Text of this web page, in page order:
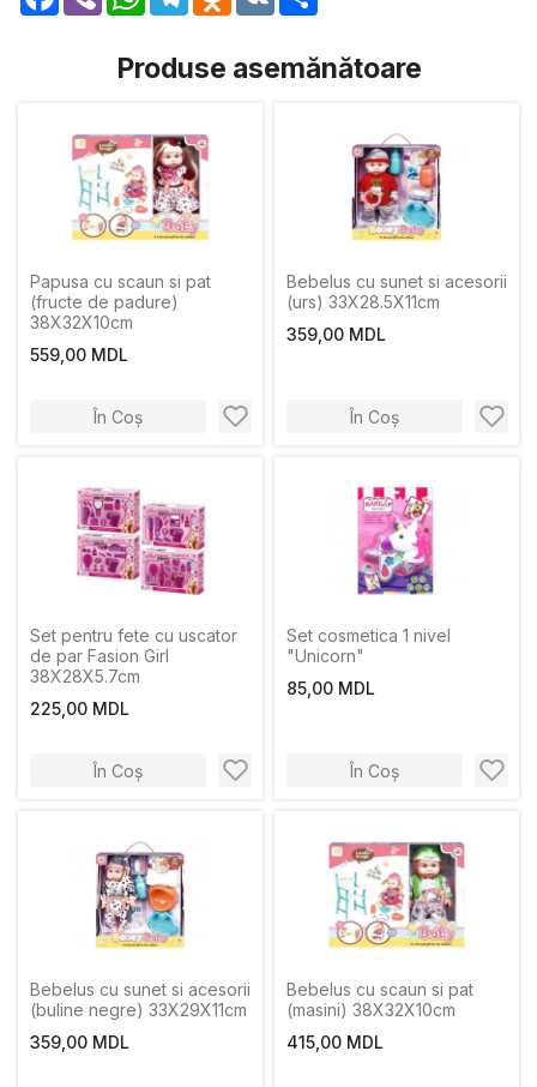
Produse asemănătoare
Papusa cu scaun si pat
(fructe de padure)
38X32X10cm
559,00 MDL
În Coș
Bebelus cu sunet si acesorii
(urs) 33X28.5X11сm
359,00 MDL
În Coș
Set pentru fete cu uscator
de par Fasion Girl
38X28X5.7cm
225,00 MDL
În Coș
Set cosmetica 1 nivel
"Unicorn"
85,00 MDL
În Coș
Bebelus cu sunet si acesorii
(buline negre) 33X29X11сm
359,00 MDL
Bebelus cu scaun si pat
(masini) 38X32X10cm
415,00 MDL